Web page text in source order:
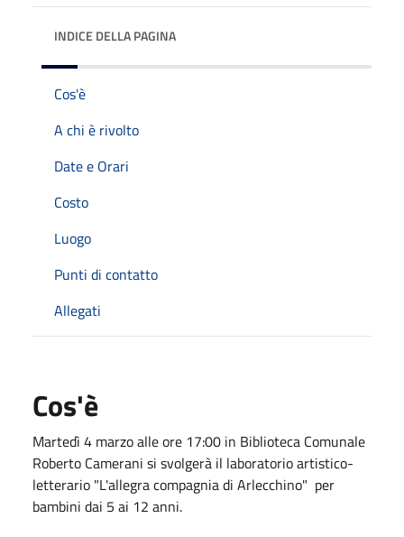
INDICE DELLA PAGINA
Cos'è
A chi è rivolto
Date e Orari
Costo
Luogo
Punti di contatto
Allegati
Cos'è
Martedì 4 marzo alle ore 17:00 in Biblioteca Comunale
Roberto Camerani si svolgerà il laboratorio artistico-
letterario "L'allegra compagnia di Arlecchino" per
bambini dai 5 ai 12 anni.